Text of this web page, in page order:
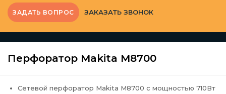
ЗАДАТЬ ВОПРОС ЗАКАЗАТЬ ЗВОНОК
Перфоратор Makita M8700
Сетевой перфоратор Makita M8700 с мощностью 710Вт